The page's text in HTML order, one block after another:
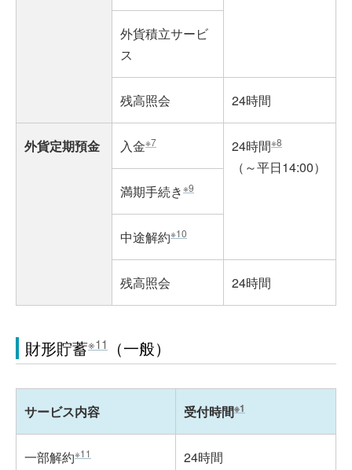
外貨積立サービ
ス
残高照会 24時間
外貨定期預金 入金※7 24時間※8
（～平日14:00）
満期手続き※9
中途解約※10
残高照会 24時間
財形貯蓄※11 （一般）
サービス内容 受付時間※1
一部解約※11 24時間